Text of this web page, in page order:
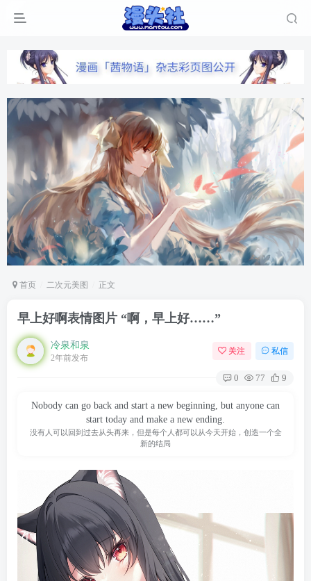
首页 二次元美图 正文
早上好啊表情图片 “啊，早上好……”
冷泉和泉
2年前发布
关注 私信
0 77 9
Nobody can go back and start a new beginning, but anyone can
start today and make a new ending.
没有人可以回到过去从头再来，但是每个人都可以从今天开始，创造一个全
新的结局